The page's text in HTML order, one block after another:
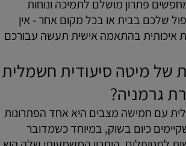
פתרון מושלם לתמיכה ונוחות
שלכם בבית או בכל מקום אחר - אין
איכותית בהתאמה אישית תעשה עבורכם
של מיטה סיעודית חשמלית
עם חמישה מצבים היא אחד הפתרונות
כיום בשוק, במיוחד כשמדובר